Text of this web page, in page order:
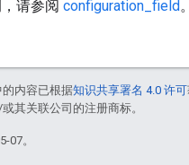
请参阅 configuration_field。
内容已根据知识共享署名 4.0 许可
其关联公司的注册商标。
07。